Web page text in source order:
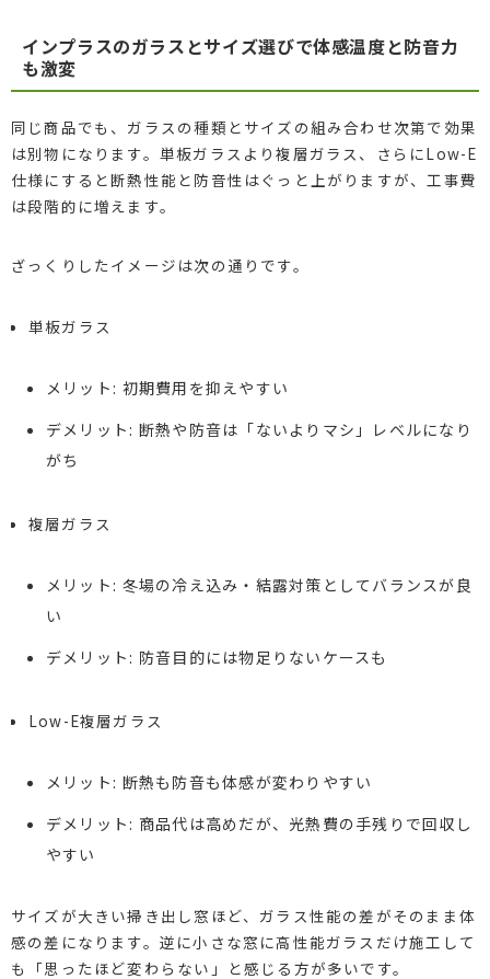
インプラスのガラスとサイズ選びで体感温度と防音力
も激変
同じ商品でも、ガラスの種類とサイズの組み合わせ次第で効果
は別物になります。単板ガラスより複層ガラス、さらにLow-E
仕様にすると断熱性能と防音性はぐっと上がりますが、工事費
は段階的に増えます。
ざっくりしたイメージは次の通りです。
単板ガラス
メリット: 初期費用を抑えやすい
デメリット: 断熱や防音は「ないよりマシ」レベルになり
がち
複層ガラス
メリット: 冬場の冷え込み・結露対策としてバランスが良
い
デメリット: 防音目的には物足りないケースも
Low-E複層ガラス
メリット: 断熱も防音も体感が変わりやすい
デメリット: 商品代は高めだが、光熱費の手残りで回収し
やすい
サイズが大きい掃き出し窓ほど、ガラス性能の差がそのまま体
感の差になります。逆に小さな窓に高性能ガラスだけ施工して
も「思ったほど変わらない」と感じる方が多いです。